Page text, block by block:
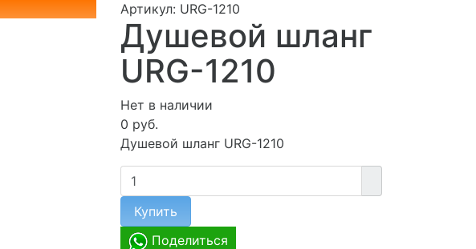
Артикул: URG-1210
Душевой шланг
URG-1210
Нет в наличии
0 руб.
Душевой шланг URG-1210
Купить
Поделиться